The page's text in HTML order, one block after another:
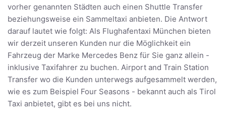
vorher genannten Städten auch einen Shuttle Transfer
beziehungsweise ein Sammeltaxi anbieten. Die Antwort
darauf lautet wie folgt: Als Flughafentaxi München bieten
wir derzeit unseren Kunden nur die Möglichkeit ein
Fahrzeug der Marke Mercedes Benz für Sie ganz allein -
inklusive Taxifahrer zu buchen. Airport and Train Station
Transfer wo die Kunden unterwegs aufgesammelt werden,
wie es zum Beispiel Four Seasons - bekannt auch als Tirol
Taxi anbietet, gibt es bei uns nicht.